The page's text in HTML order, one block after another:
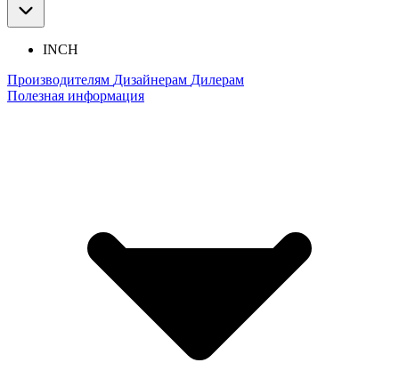
INCH
Производителям Дизайнерам Дилерам
Полезная информация